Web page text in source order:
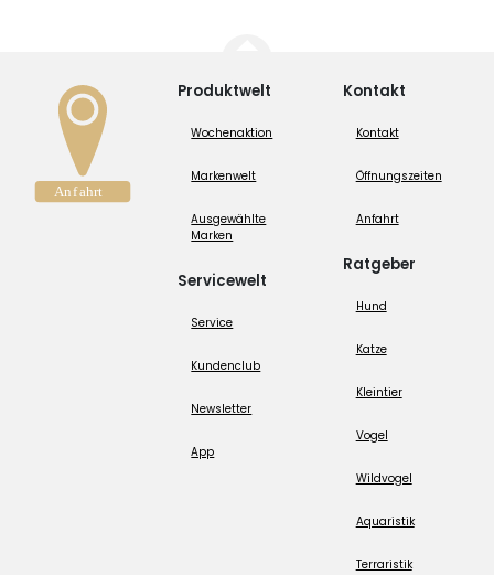
Produktwelt
Wochenaktion
Markenwelt
Ausgewählte
Marken
Servicewelt
Service
Kundenclub
Newsletter
App
Kontakt
Kontakt
Öffnungszeiten
Anfahrt
Ratgeber
Hund
Katze
Kleintier
Vogel
Wildvogel
Aquaristik
Terraristik